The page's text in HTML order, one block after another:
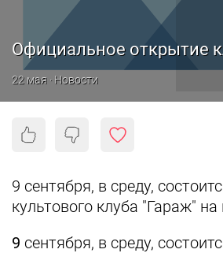
Официальное открытие
22 мая · Новости
9 сентября, в среду,
культового клуба "Гараж"
9 сентября, в среду,